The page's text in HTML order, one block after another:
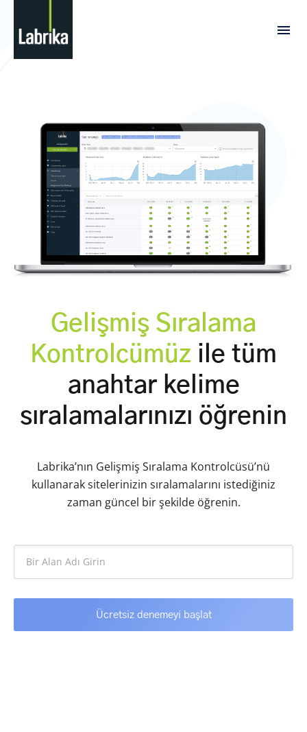
Gelişmiş Sıralama
Kontrolcümüz ile tüm
anahtar kelime
sıralamalarınızı öğrenin
Labrika’nın Gelişmiş Sıralama Kontrolcüsü’nü
kullanarak sitelerinizin sıralamalarını istediğiniz
zaman güncel bir şekilde öğrenin.